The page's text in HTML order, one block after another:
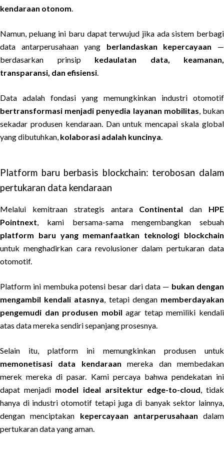
kendaraan otonom
Namun, peluang ini baru dapat terwujud jika ada sistem berbagi
data antarperusahaan yang berlandaskan kepercayaan —
berdasarkan prinsip kedaulatan data, keamanan,
transparansi, dan efisiensi
Data adalah fondasi yang memungkinkan industri otomotif
bertransformasi menjadi penyedia layanan mobilitas , bukan
sekadar produsen kendaraan. Dan untuk mencapai skala global
yang dibutuhkan, kolaborasi adalah kuncinya
Platform baru berbasis blockchain: terobosan dalam
pertukaran data kendaraan
Melalui kemitraan strategis antara Continental dan HPE
Pointnext, kami bersama-sama mengembangkan sebuah
platform baru yang memanfaatkan teknologi blockchain
untuk menghadirkan cara revolusioner dalam pertukaran data
otomotif.
Platform ini membuka potensi besar dari data — bukan dengan
mengambil kendali atasnya, tetapi dengan memberdayakan
pengemudi dan produsen mobil agar tetap memiliki kendali
atas data mereka sendiri sepanjang prosesnya.
Selain itu, platform ini memungkinkan produsen untuk
memonetisasi data kendaraan mereka dan membedakan
merek mereka di pasar. Kami percaya bahwa pendekatan ini
dapat menjadi model ideal arsitektur edge-to-cloud, tidak
hanya di industri otomotif tetapi juga di banyak sektor lainnya,
dengan menciptakan kepercayaan antarperusahaan dalam
pertukaran data yang aman.